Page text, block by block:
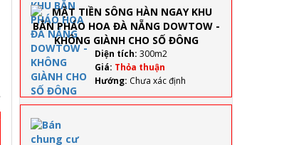
CHO SỐ
Diện tích: 300m2
Giá: Thỏa thuận
Hướng: Chưa xác định